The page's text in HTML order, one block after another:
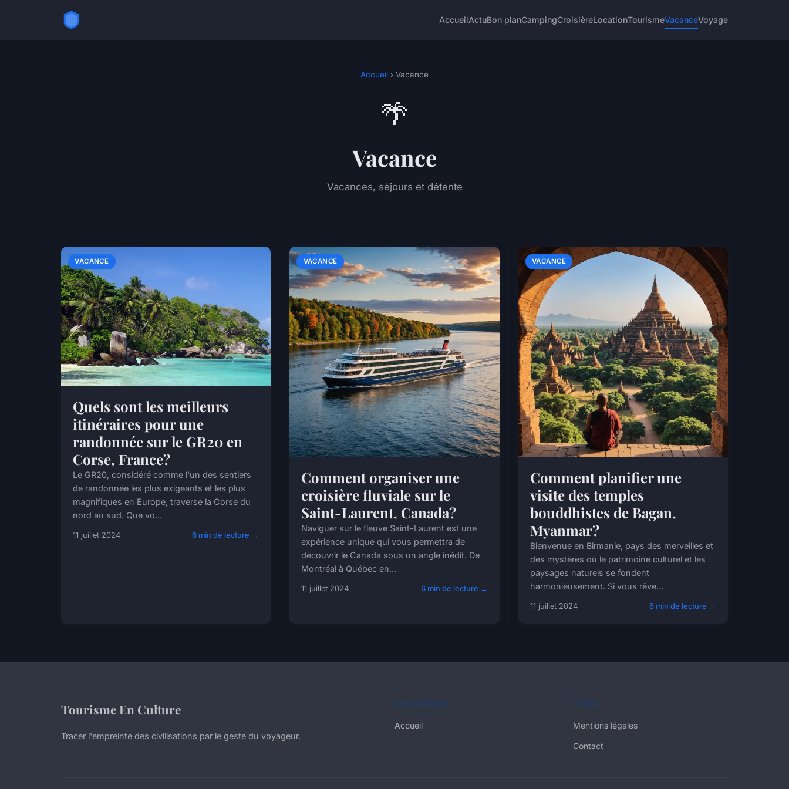
AccueilActuBon planCampingCroisièreLocationTourismeVacanceVoyage
Accueil › Vacance
🌴
Vacance
Vacances, séjours et détente
VACANCE
Quels sont les meilleurs
itinéraires pour une
randonnée sur le GR20 en
Corse, France?
Le GR20, considéré comme l'un des sentiers
de randonnée les plus exigeants et les plus
magnifiques en Europe, traverse la Corse du
nord au sud. Que vo...
11 juillet 2024 6 min de lecture →
VACANCE
Comment organiser une
croisière fluviale sur le
Saint-Laurent, Canada?
Naviguer sur le fleuve Saint-Laurent est une
expérience unique qui vous permettra de
découvrir le Canada sous un angle inédit. De
Montréal à Québec en...
11 juillet 2024 6 min de lecture →
VACANCE
Comment planifier une
visite des temples
bouddhistes de Bagan,
Myanmar?
Bienvenue en Birmanie, pays des merveilles et
des mystères où le patrimoine culturel et les
paysages naturels se fondent
harmonieusement. Si vous rêve...
11 juillet 2024 6 min de lecture →
Tourisme En Culture
Tracer l'empreinte des civilisations par le geste du voyageur.
NAVIGATION
Accueil
LÉGAL
Mentions légales
Contact